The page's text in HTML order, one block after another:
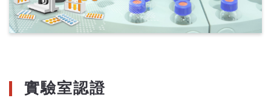
實驗室認證